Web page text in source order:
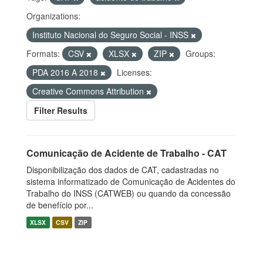
Organizations:
Instituto Nacional do Seguro Social - INSS
Formats:
CSV XLSX ZIP
Groups:
PDA 2016 A 2018
Licenses:
Creative Commons Attribution
Filter Results
Comunicação de Acidente de Trabalho - CAT
Disponibilização dos dados de CAT, cadastradas no
sistema informatizado de Comunicação de Acidentes do
Trabalho do INSS (CATWEB) ou quando da concessão
de benefício por...
XLSX CSV ZIP